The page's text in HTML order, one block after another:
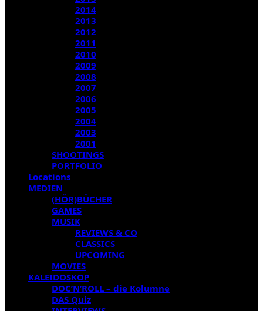
2014
2013
2012
2011
2010
2009
2008
2007
2006
2005
2004
2003
2001
SHOOTINGS
PORTFOLIO
Locations
MEDIEN
(HÖR)BÜCHER
GAMES
MUSIK
REVIEWS & CO
CLASSICS
UPCOMING
MOVIES
KALEIDOSKOP
DOC’N’ROLL – die Kolumne
DAS Quiz